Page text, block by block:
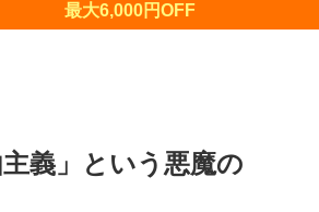
最大6,000円OFF
義」という悪魔の